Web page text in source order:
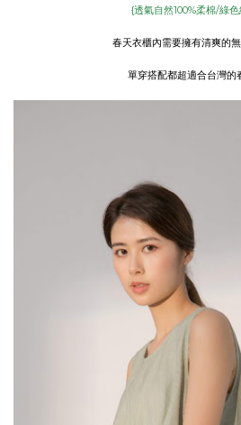
{透氣自然100%柔棉/綠
春天衣櫃內需要擁有清爽的
單穿搭配都超適合台灣的